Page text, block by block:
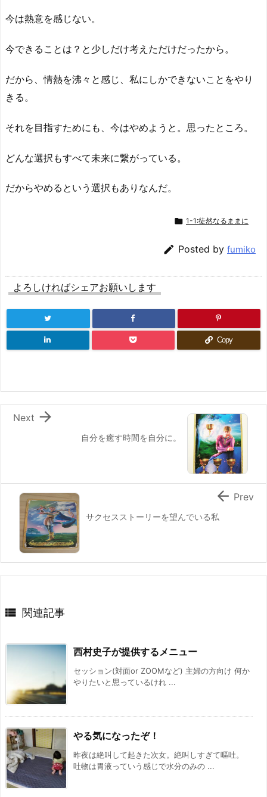
今は熱意を感じない。
今できることは？と少しだけ考えただけだったから。
だから、情熱を沸々と感じ、私にしかできないことをやり
きる。
それを目指すためにも、今はやめようと。思ったところ。
どんな選択もすべて未来に繋がっている。
だからやめるという選択もありなんだ。
 1-1:徒然なるままに
 Posted by fumiko
よろしければシェアお願いします
Copy
自分を癒す時間を自分に。

Next
サクセスストーリーを望んでいる私
 Prev
 関連記事
西村史子が提供するメニュー
セッション(対面or ZOOMなど) 主婦の方向け 何か
やりたいと思っているけれ ...
やる気になったぞ！
昨夜は絶叫して起きた次女。絶叫しすぎて嘔吐。
吐物は胃液っていう感じで水分のみの ...